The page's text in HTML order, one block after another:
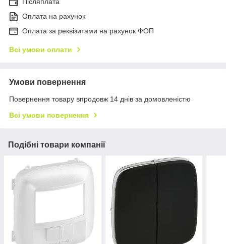
Післяплата
Оплата на рахунок
Оплата за реквізитами на рахунок ФОП
Всі умови оплати
Умови повернення
Повернення товару впродовж 14 днів за домовленістю
Всі умови повернення
Подібні товари компанії